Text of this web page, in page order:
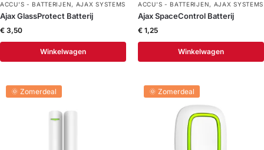
ACCU'S - BATTERIJEN, AJAX SYSTEMS
Ajax GlassProtect Batterij
€ 3,50
Winkelwagen
ACCU'S - BATTERIJEN, AJAX SYSTEMS
Ajax SpaceControl Batterij
€ 1,25
Winkelwagen
🌞 Zomerdeal 🌞 Zomerdeal